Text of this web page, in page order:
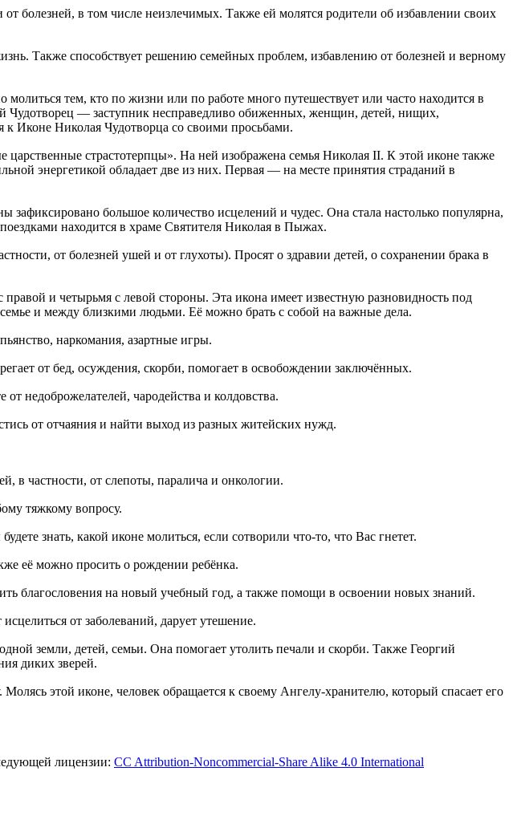
болезней, в том числе неизлечимых. Также ей молятся родители об избавлении своих
Также способствует решению семейных проблем, избавлению от болезней и верному
тем, кто по жизни или по работе много путешествует или часто находится в
Чудотворец — заступник несправедливо обиженных, женщин, детей, нищих,
к Иконе Николая Чудотворца со своими просьбами.
царственные страстотерпцы». На ней изображена семья Николая II. К этой иконе также
энергетикой обладает две из них. Первая — на месте принятия страданий в
большое количество исцелений и чудес. Она стала настолько популярна,
находится в храме Святителя Николая в Пыжах.
от болезней ушей и от глухоты). Просят о здравии детей, о сохранении брака в
и четырьмя с левой стороны. Эта икона имеет известную разновидность под
и между близкими людьми. Её можно брать с собой на важные дела.
наркомания, азартные игры.
от бед, осуждения, скорби, помогает в освобождении заключённых.
недоброжелателей, чародейства и колдовства.
от отчаяния и найти выход из разных житейских нужд.
в частности, от слепоты, паралича и онкологии.
тяжкому вопросу.
знать, какой иконе молиться, если сотворили что-то, что Вас гнетет.
её можно просить о рождении ребёнка.
благословения на новый учебный год, а также помощи в освоении новых знаний.
от заболеваний, дарует утешение.
земли, детей, семьи. Она помогает утолить печали и скорби. Также Георгий
диких зверей.
этой иконе, человек обращается к своему Ангелу-хранителю, который спасает его
лицензии: CC Attribution-Noncommercial-Share Alike 4.0 International